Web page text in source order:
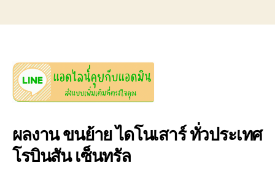
ผลงาน ขนย้าย ไดโนเสาร์ ทั่วประเทศ
โรบินสัน เซ็นทรัล